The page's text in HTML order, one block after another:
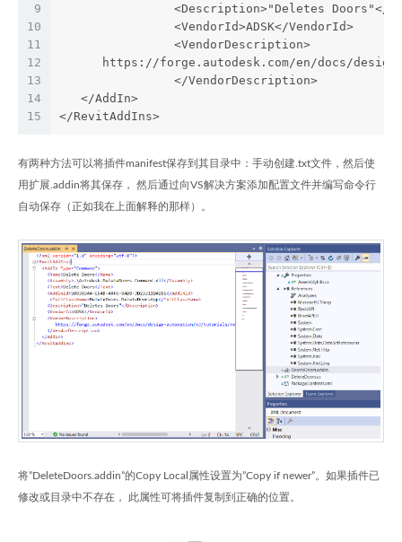
9
10
11
12
13
14
15
<Description>"Deletes Doors"</
		<VendorId>ADSK</VendorId>
		<VendorDescription>
https://forge.autodesk.com/en/docs/
		</VendorDescription>
   </AddIn>
</RevitAddIns>
有两种方法可以将插件manifest保存到其目录中：手动创建.txt文件，然后使
用扩展.addin将其保存， 然后通过向VS解决方案添加配置文件并编写命令行
自动保存（正如我在上面解释的那样）。
将”DeleteDoors.addin”的Copy Local属性设置为”Copy if newer”。如果插件已
修改或目录中不存在， 此属性可将插件复制到正确的位置。